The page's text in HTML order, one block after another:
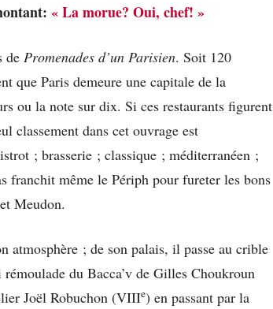
« La morue? Oui, chef! »
de Promenades d’un Parisien. Soit 120
que Paris demeure une capitale de la
ou la note sur dix. Si ces restaurants figurent
classement dans cet ouvrage est
; brasserie ; classique ; méditerranéen ;
même le Périph pour fureter les bons
Meudon.
; de son palais, il passe au crible
du Bacca’v de Gilles Choukroun
Joël Robuchon (VIIIe) en passant par la